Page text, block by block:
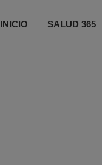
INICIO SALUD 365